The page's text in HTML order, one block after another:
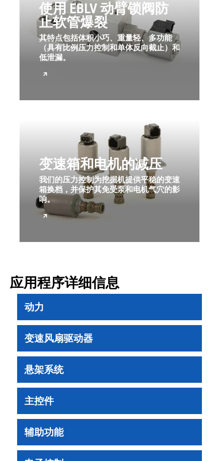
使用 EBLV 动臂锁阀防
止软管爆裂
其特点包括体积小巧、重量轻、多功能
（具有比例压力控制和单体反向截止）和
低泄漏。
变速箱和电机的减压
我们的压力控制为挖掘机提供平稳的变速
箱换档，并保护其免受泵和电机气穴的影
响。
应用程序详细信息
动力
变速风扇驱动器
悬架系统
主控件
辅助功能